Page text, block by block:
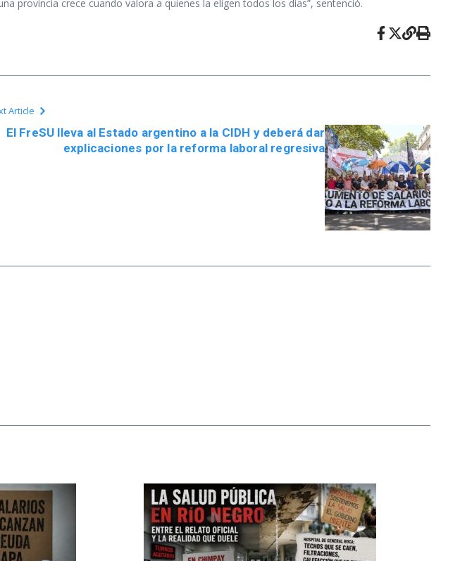
provincia crece cuando valora a quienes la eligen todos los días”, sentenció.
Article
El FreSU lleva al Estado argentino a la CIDH y deberá dar
explicaciones por la reforma laboral regresiva